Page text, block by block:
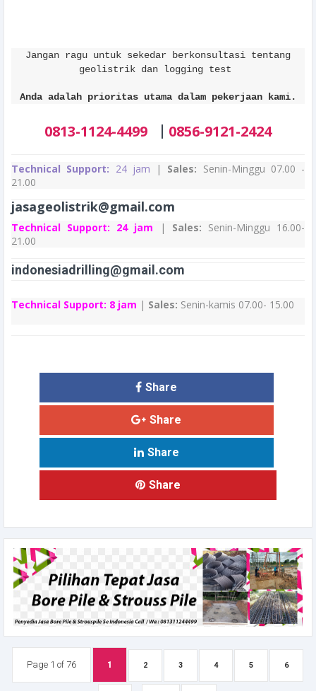
Jangan ragu untuk sekedar berkonsultasi tentang
geolistrik dan logging test
Anda adalah prioritas utama dalam pekerjaan kami.
0813-1124-4499 | 0856-9121-2424
Technical Support: 24 jam | Sales: Senin-Minggu 07.00 -
21.00
jasageolistrik@gmail.com
Technical Support: 24 jam | Sales: Senin-Minggu 16.00-
21.00
indonesiadrilling@gmail.com
Technical Support: 8 jam | Sales: Senin-kamis 07.00- 15.00
Share
Share
Share
Share
Page 1 of 76 1 2 3 4 5 6